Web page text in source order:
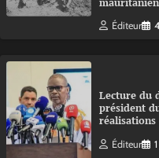
Éditeur
Lecture du
président
réalisations
Éditeur